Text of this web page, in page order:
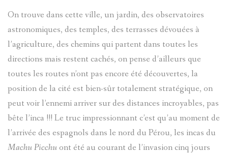
On trouve dans cette ville, un jardin, des observatoires
astronomiques, des temples, des terrasses dévouées à
l’agriculture, des chemins qui partent dans toutes les
directions mais restent cachés, on pense d’ailleurs que
toutes les routes n’ont pas encore été découvertes, la
position de la cité est bien-sûr totalement stratégique, on
peut voir l’ennemi arriver sur des distances incroyables, pas
bête l’inca !!! Le truc impressionnant c’est qu’au moment de
l’arrivée des espagnols dans le nord du Pérou, les incas du
Machu Picchuont été au courant de l’invasion cinq jours